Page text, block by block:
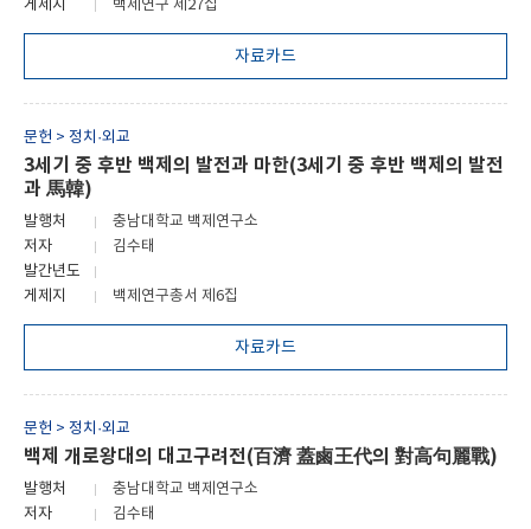
게제지 백제연구 제27집
자료카드
문헌 > 정치·외교
3세기 중 후반 백제의 발전과 마한(3세기 중 후반 백제의 발전
과 馬韓)
발행처
충남대학교 백제연구소
저자
김수태
발간년도
게제지
백제연구총서 제6집
자료카드
문헌 > 정치·외교
백제 개로왕대의 대고구려전(百濟 蓋鹵王代의 對高句麗戰)
발행처
충남대학교 백제연구소
저자
김수태